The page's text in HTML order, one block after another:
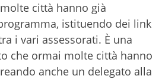
città hanno già
istituendo dei link
i vari assessorati. È una
che ormai molte città hanno
anche un delegato alla